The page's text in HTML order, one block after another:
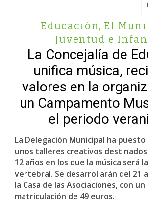
Educación, El
Juventud e
La Concejalía de
unifica música,
valores en la
un Campamento
el periodo
La Delegación Municipal ha puesto
unos talleres creativos destinados
12 años en los que la música será
vertebral. Se desarrollarán del 21
la Casa de las Asociaciones, con
matriculación de 49 euros.